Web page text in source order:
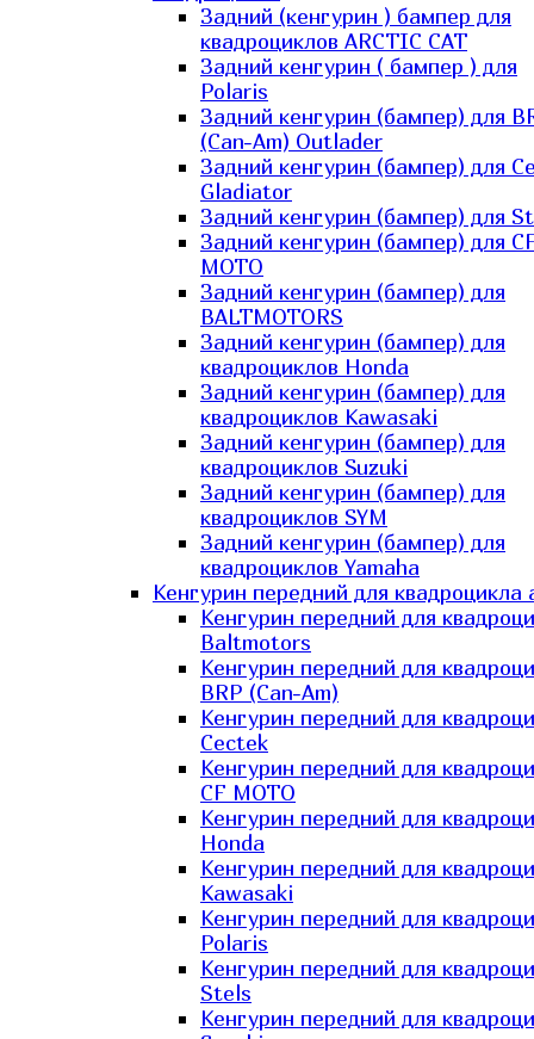
Задний (кенгурин ) бампер для
квадроциклов ARCTIC CAT
Задний кенгурин ( бампер ) для
Polaris
Задний кенгурин (бампер) для
(Can-Am) Outlader
Задний кенгурин (бампер) для
Gladiator
Задний кенгурин (бампер) для
Задний кенгурин (бампер) для
MOTO
Задний кенгурин (бампер) для
BALTMOTORS
Задний кенгурин (бампер) для
квадроциклов Honda
Задний кенгурин (бампер) для
квадроциклов Kawasaki
Задний кенгурин (бампер) для
квадроциклов Suzuki
Задний кенгурин (бампер) для
квадроциклов SYM
Задний кенгурин (бампер) для
квадроциклов Yamaha
Кенгурин передний для квадроцикла
Кенгурин передний для
Baltmotors
Кенгурин передний для
BRP (Can-Am)
Кенгурин передний для
Cectek
Кенгурин передний для
CF MOTO
Кенгурин передний для
Honda
Кенгурин передний для
Kawasaki
Кенгурин передний для
Polaris
Кенгурин передний для
Stels
Кенгурин передний для